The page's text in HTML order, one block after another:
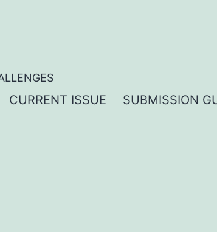
CURRENT ISSUE SUBMISSION